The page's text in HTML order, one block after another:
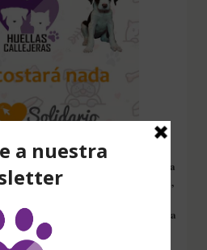
en todos tus dispositivos y cada
en internet desde esa página,
será solidaria sin ningún coste extra
para ti.